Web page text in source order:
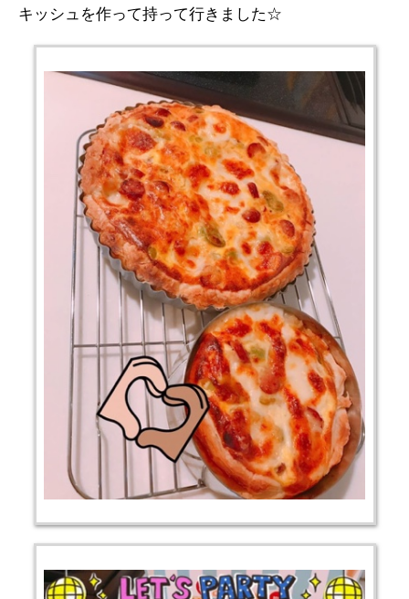
キッシュを作って持って行きました☆